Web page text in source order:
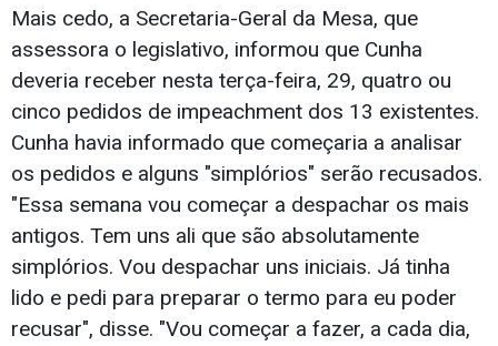
Mais cedo, a Secretaria-Geral da Mesa, que
assessora o legislativo, informou que Cunha
deveria receber nesta terça-feira, 29, quatro ou
cinco pedidos de impeachment dos 13 existentes.
Cunha havia informado que começaria a analisar
os pedidos e alguns "simplórios" serão recusados.
"Essa semana vou começar a despachar os mais
antigos. Tem uns ali que são absolutamente
simplórios. Vou despachar uns iniciais. Já tinha
lido e pedi para preparar o termo para eu poder
recusar", disse. "Vou começar a fazer, a cada dia,